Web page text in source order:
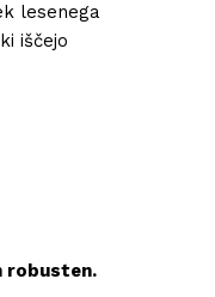
lesenega
iščejo
robusten.